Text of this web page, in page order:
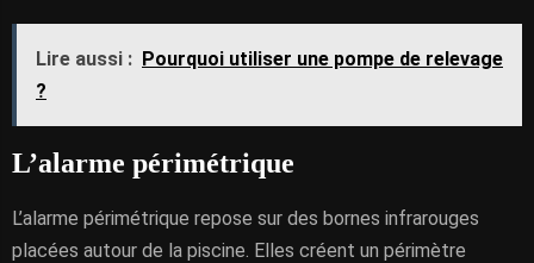
Lire aussi : Pourquoi utiliser une pompe de relevage
?
L’alarme périmétrique
L’alarme périmétrique repose sur des bornes infrarouges
placées autour de la piscine. Elles créent un périmètre